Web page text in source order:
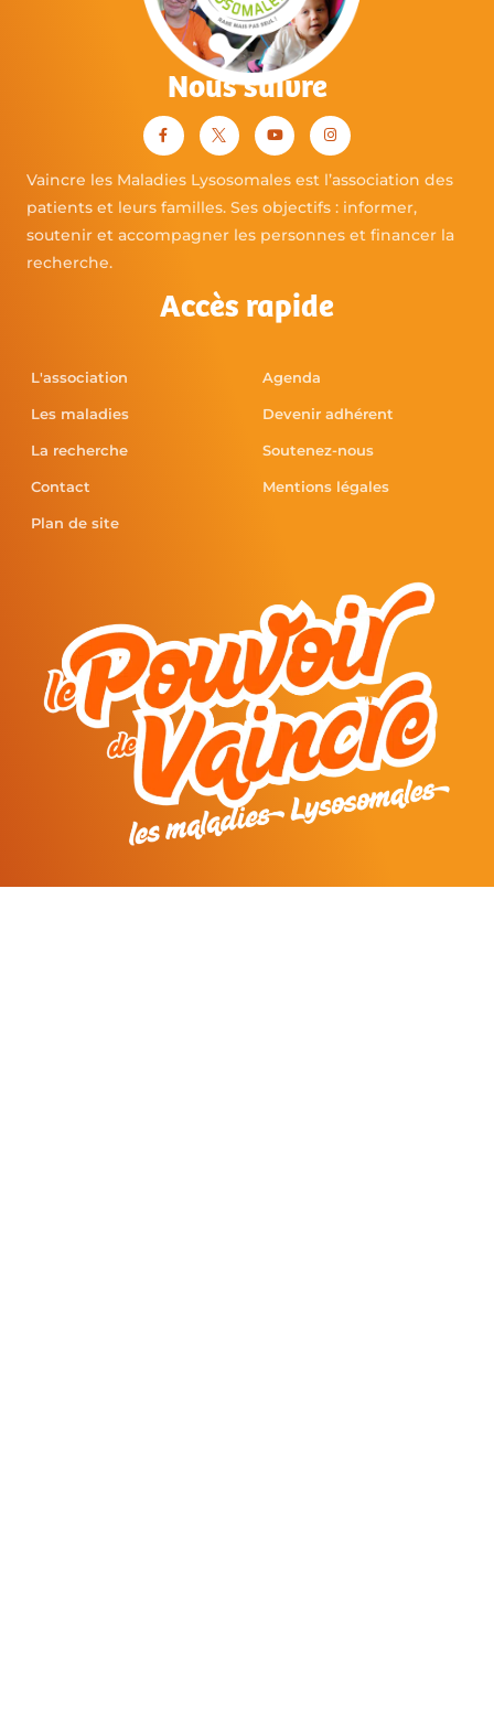
Nous suivre
Vaincre les Maladies Lysosomales est l’association des
patients et leurs familles. Ses objectifs : informer,
soutenir et accompagner les personnes et financer la
recherche.
Accès rapide
L'association
Les maladies
La recherche
Contact
Plan de site
Agenda
Devenir adhérent
Soutenez-nous
Mentions légales